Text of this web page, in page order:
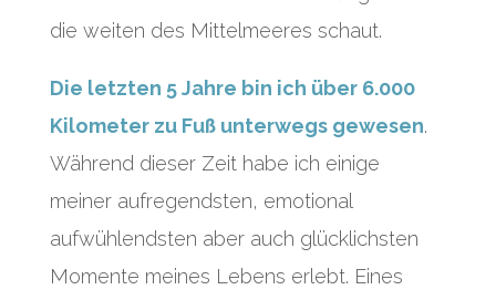
die weiten des Mittelmeeres schaut.
Die letzten 5 Jahre bin ich über 6.000
Kilometer zu Fuß unterwegs gewesen.
Während dieser Zeit habe ich einige
meiner aufregendsten, emotional
aufwühlendsten aber auch glücklichsten
Momente meines Lebens erlebt. Eines